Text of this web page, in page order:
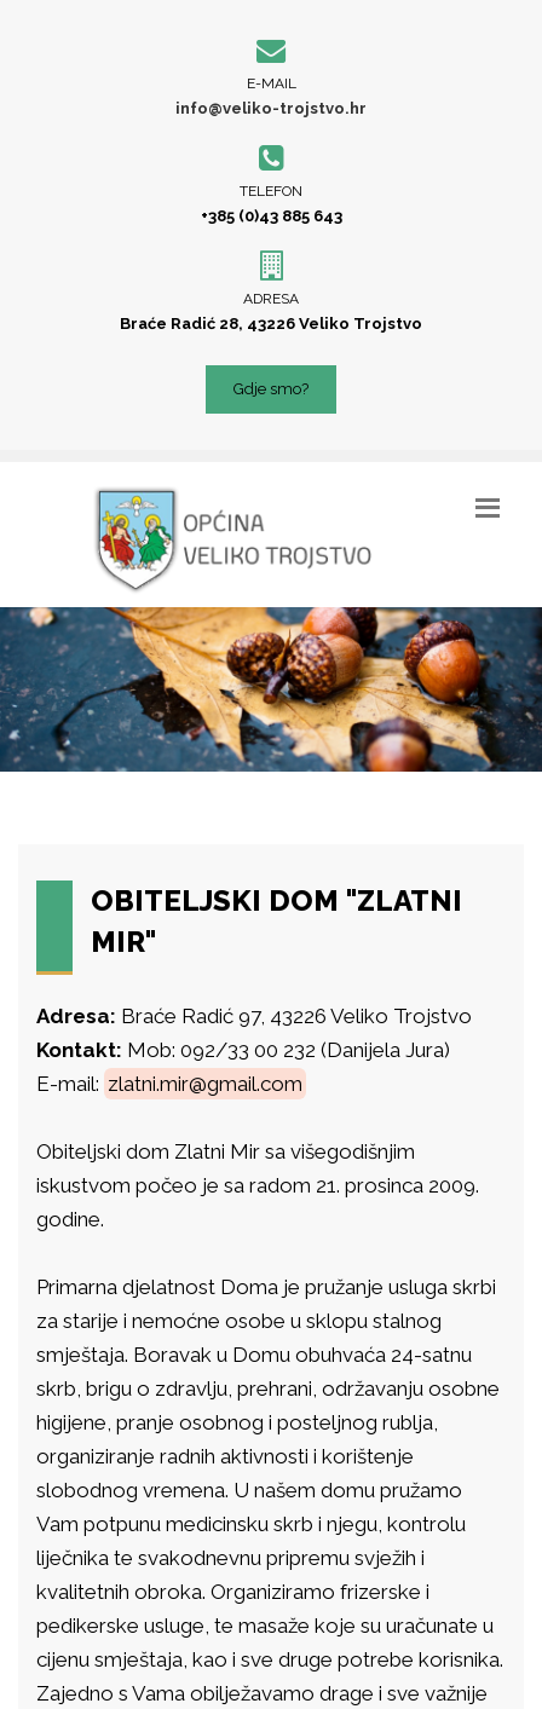
E-MAIL
info@veliko-trojstvo.hr
TELEFON
+385 (0)43 885 643
ADRESA
Braće Radić 28, 43226 Veliko Trojstvo
Gdje smo?
OBITELJSKI DOM "ZLATNI
MIR"
Adresa: Braće Radić 97, 43226 Veliko Trojstvo
Kontakt: Mob: 092/33 00 232 (Danijela Jura)
E-mail: zlatni.mir@gmail.com
Obiteljski dom Zlatni Mir sa višegodišnjim
iskustvom počeo je sa radom 21. prosinca 2009.
godine.
Primarna djelatnost Doma je pružanje usluga skrbi
za starije i nemoćne osobe u sklopu stalnog
smještaja. Boravak u Domu obuhvaća 24-satnu
skrb, brigu o zdravlju, prehrani, održavanju osobne
higijene, pranje osobnog i posteljnog rublja,
organiziranje radnih aktivnosti i korištenje
slobodnog vremena. U našem domu pružamo
Vam potpunu medicinsku skrb i njegu, kontrolu
liječnika te svakodnevnu pripremu svježih i
kvalitetnih obroka. Organiziramo frizerske i
pedikerske usluge, te masaže koje su uračunate u
cijenu smještaja, kao i sve druge potrebe korisnika.
Zajedno s Vama obilježavamo drage i sve važnije